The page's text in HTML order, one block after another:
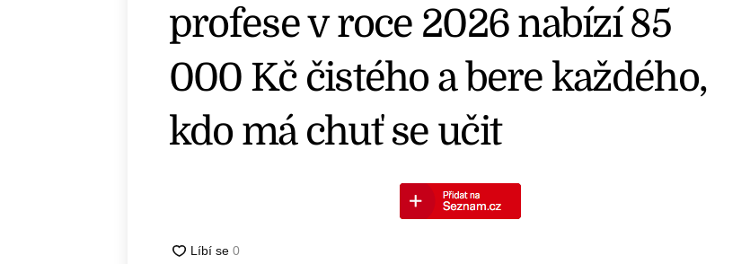
profese v roce 2026 nabízí 85
000 Kč čistého a bere každého,
kdo má chuť se učit